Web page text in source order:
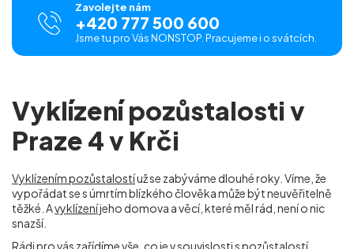
Zavolejte nám
+420 777 500 600
Jsme tu pro Vás NONSTOP. Pracujeme i o svátcích.
Vyklízení pozůstalosti v
Praze 4 v Krči
Vyklízením pozůstalostíuž se zabýváme dlouhé roky. Víme, že
vypořádat se s úmrtím blízkého člověka může být neuvěřitelně
těžké. Avyklízeníjeho domova a věcí, které měl rád, není o nic
snazší.
Rádi pro vás zařídíme vše, co je v souvislosti s pozůstalostí